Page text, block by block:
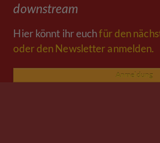
downstream
Hier könnt ihr euchfür den
oder den Newsletter anmelden.
Anmeldung